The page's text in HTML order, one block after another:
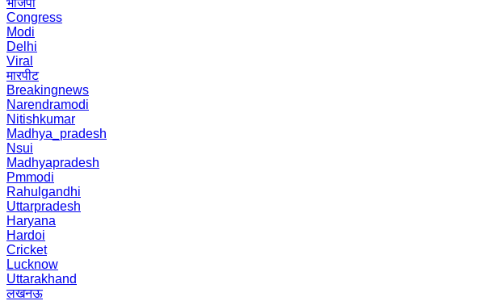
भाजपा
Congress
Modi
Delhi
Viral
मारपीट
Breakingnews
Narendramodi
Nitishkumar
Madhya_pradesh
Nsui
Madhyapradesh
Pmmodi
Rahulgandhi
Uttarpradesh
Haryana
Hardoi
Cricket
Lucknow
Uttarakhand
लखनऊ